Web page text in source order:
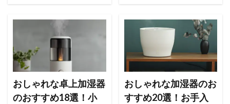
おしゃれな卓上加湿器
のおすすめ18選！小
おしゃれな加湿器のお
すすめ20選！お手入